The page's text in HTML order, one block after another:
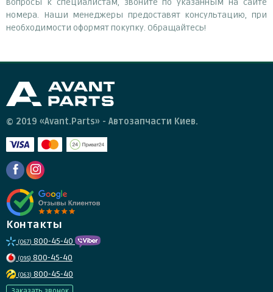
номера. Наши менеджеры предоставят консультацию, при
необходимости оформят покупку. Обращайтесь!
© 2019 «Avant.Parts» - Автозапчасти Киев.
Контакты
(067) 800-45-40
(095) 800-45-40
(063) 800-45-40